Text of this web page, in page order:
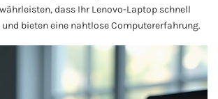
dass Ihr Lenovo-Laptop schnell
bieten eine nahtlose Computererfahrung.